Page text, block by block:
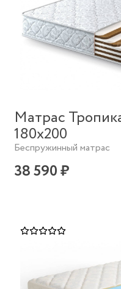
Матрас
180х200
Беспружинный матрас
38 590 ₽